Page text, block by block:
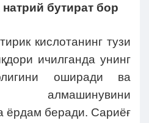
бутират бор
кислотанинг тузи
ичилганда унинг
оширади ва
ёрдам беради. Сариёғ